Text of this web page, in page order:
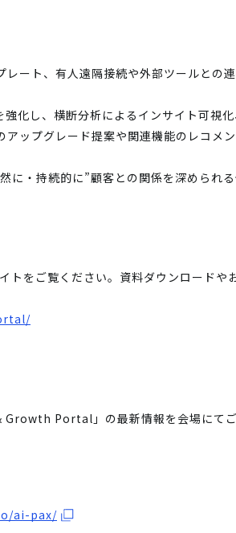
ート、有人遠隔接続や外部ツールとの
化し、横断分析によるインサイト可視
ップグレード提案や関連機能のレコメ
・持続的に”顧客との関係を深められる
をご覧ください。資料ダウンロードや
Portal」の最新情報を会場にてご
ai-pax/